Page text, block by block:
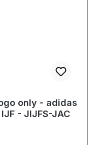
only - adidas
- JIJFS-JAC